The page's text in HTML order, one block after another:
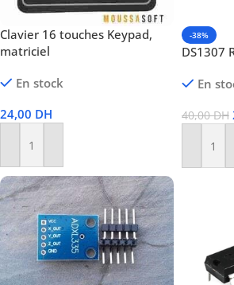
Clavier 16 touches Keypad,
matriciel
En stock
24,00 DH
Ajouter Au Panier
-38%
DS1307
En
40,00DH
Ajouter